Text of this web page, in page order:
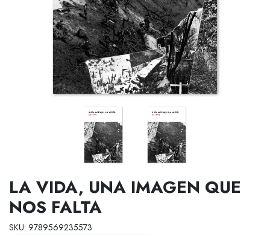
LA VIDA, UNA IMAGEN QUE
NOS FALTA
SKU: 9789569235573